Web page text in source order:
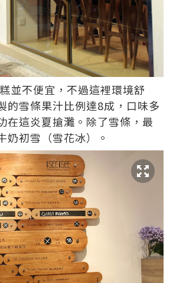
並不便宜，不過這裡環境舒
的雪條果汁比例達8成，口味多
在這炎夏搶灘。除了雪條，最
奶初雪（雪花冰）。